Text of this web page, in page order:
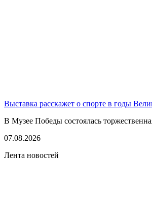
Выставка расскажет о спорте в годы
В Музее Победы состоялась
07.08.2026
Лента новостей